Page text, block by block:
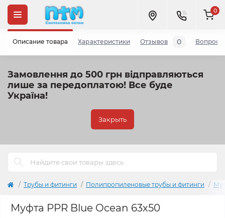
Замовлення до 500 грн відправляються
лише за передоплатою! Все буде
Україна!
Закрыть
0
Трубы и фитинги Полипропиленовые трубы и фитинги
Муфта PPR Blue Ocean 63х50
Описание товара Характеристики Отзывов 0 Вопросы